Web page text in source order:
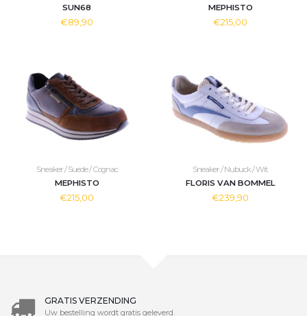
SUN68
€89,90
MEPHISTO
€215,00
Sneaker / Suede / Cognac
MEPHISTO
€215,00
Sneaker / Nubuck / Wit
FLORIS VAN BOMMEL
€239,90
GRATIS VERZENDING
Uw bestelling wordt gratis geleverd.